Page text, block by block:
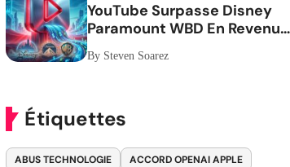
YouTube Surpasse Disney
Paramount WBD En Revenus
Publicitaires
By Steven Soarez
Étiquettes
ABUS TECHNOLOGIE
ACCORD OPENAI APPLE